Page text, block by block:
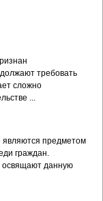
требовать
сложно
...
являются предметом
граждан.
освящают данную